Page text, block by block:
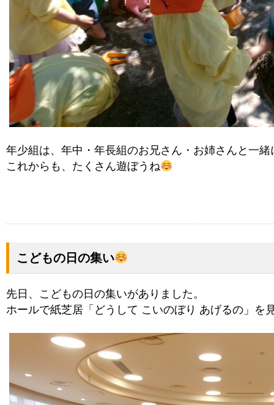
年少組は、年中・年長組のお兄さん・お姉さんと一
これからも、たくさん遊ぼうね
こどもの日の集い
先日、こどもの日の集いがありました。
ホールで紙芝居「どうして こいのぼり あげるの」を